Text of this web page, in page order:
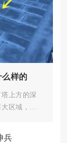
样的
上方的深
区域，外
兵